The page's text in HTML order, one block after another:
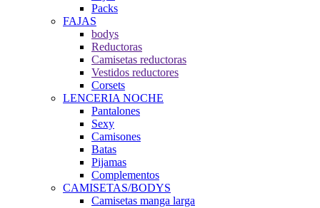
Packs
FAJAS
bodys
Reductoras
Camisetas reductoras
Vestidos reductores
Corsets
LENCERIA NOCHE
Pantalones
Sexy
Camisones
Batas
Pijamas
Complementos
CAMISETAS/BODYS
Camisetas manga larga